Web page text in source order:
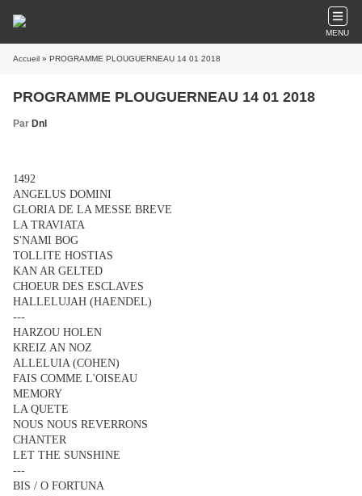
MENU
Accueil » PROGRAMME PLOUGUERNEAU 14 01 2018
PROGRAMME PLOUGUERNEAU 14 01 2018
Par Dnl
1492
ANGELUS DOMINI
GLORIA DE LA MESSE BREVE
LA TRAVIATA
S'NAMI BOG
TOLLITE HOSTIAS
KAN AR GELTED
CHOEUR DES ESCLAVES
HALLELUJAH (HAENDEL)
---
HARZOU HOLEN
KREIZ AN NOZ
ALLELUIA (COHEN)
FAIS COMME L'OISEAU
MEMORY
LA QUETE
NOUS NOUS REVERRONS
CHANTER
LET THE SUNSHINE
---
BIS / O FORTUNA